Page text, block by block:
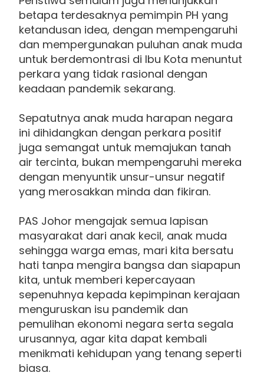
betapa terdesaknya pemimpin PH yang
ketandusan idea, dengan mempengaruhi
dan mempergunakan puluhan anak muda
untuk berdemontrasi di Ibu Kota menuntut
perkara yang tidak rasional dengan
keadaan pandemik sekarang.
Sepatutnya anak muda harapan negara
ini dihidangkan dengan perkara positif
juga semangat untuk memajukan tanah
air tercinta, bukan mempengaruhi mereka
dengan menyuntik unsur-unsur negatif
yang merosakkan minda dan fikiran.
PAS Johor mengajak semua lapisan
masyarakat dari anak kecil, anak muda
sehingga warga emas, mari kita bersatu
hati tanpa mengira bangsa dan siapapun
kita, untuk memberi kepercayaan
sepenuhnya kepada kepimpinan kerajaan
menguruskan isu pandemik dan
pemulihan ekonomi negara serta segala
urusannya, agar kita dapat kembali
menikmati kehidupan yang tenang seperti
biasa.